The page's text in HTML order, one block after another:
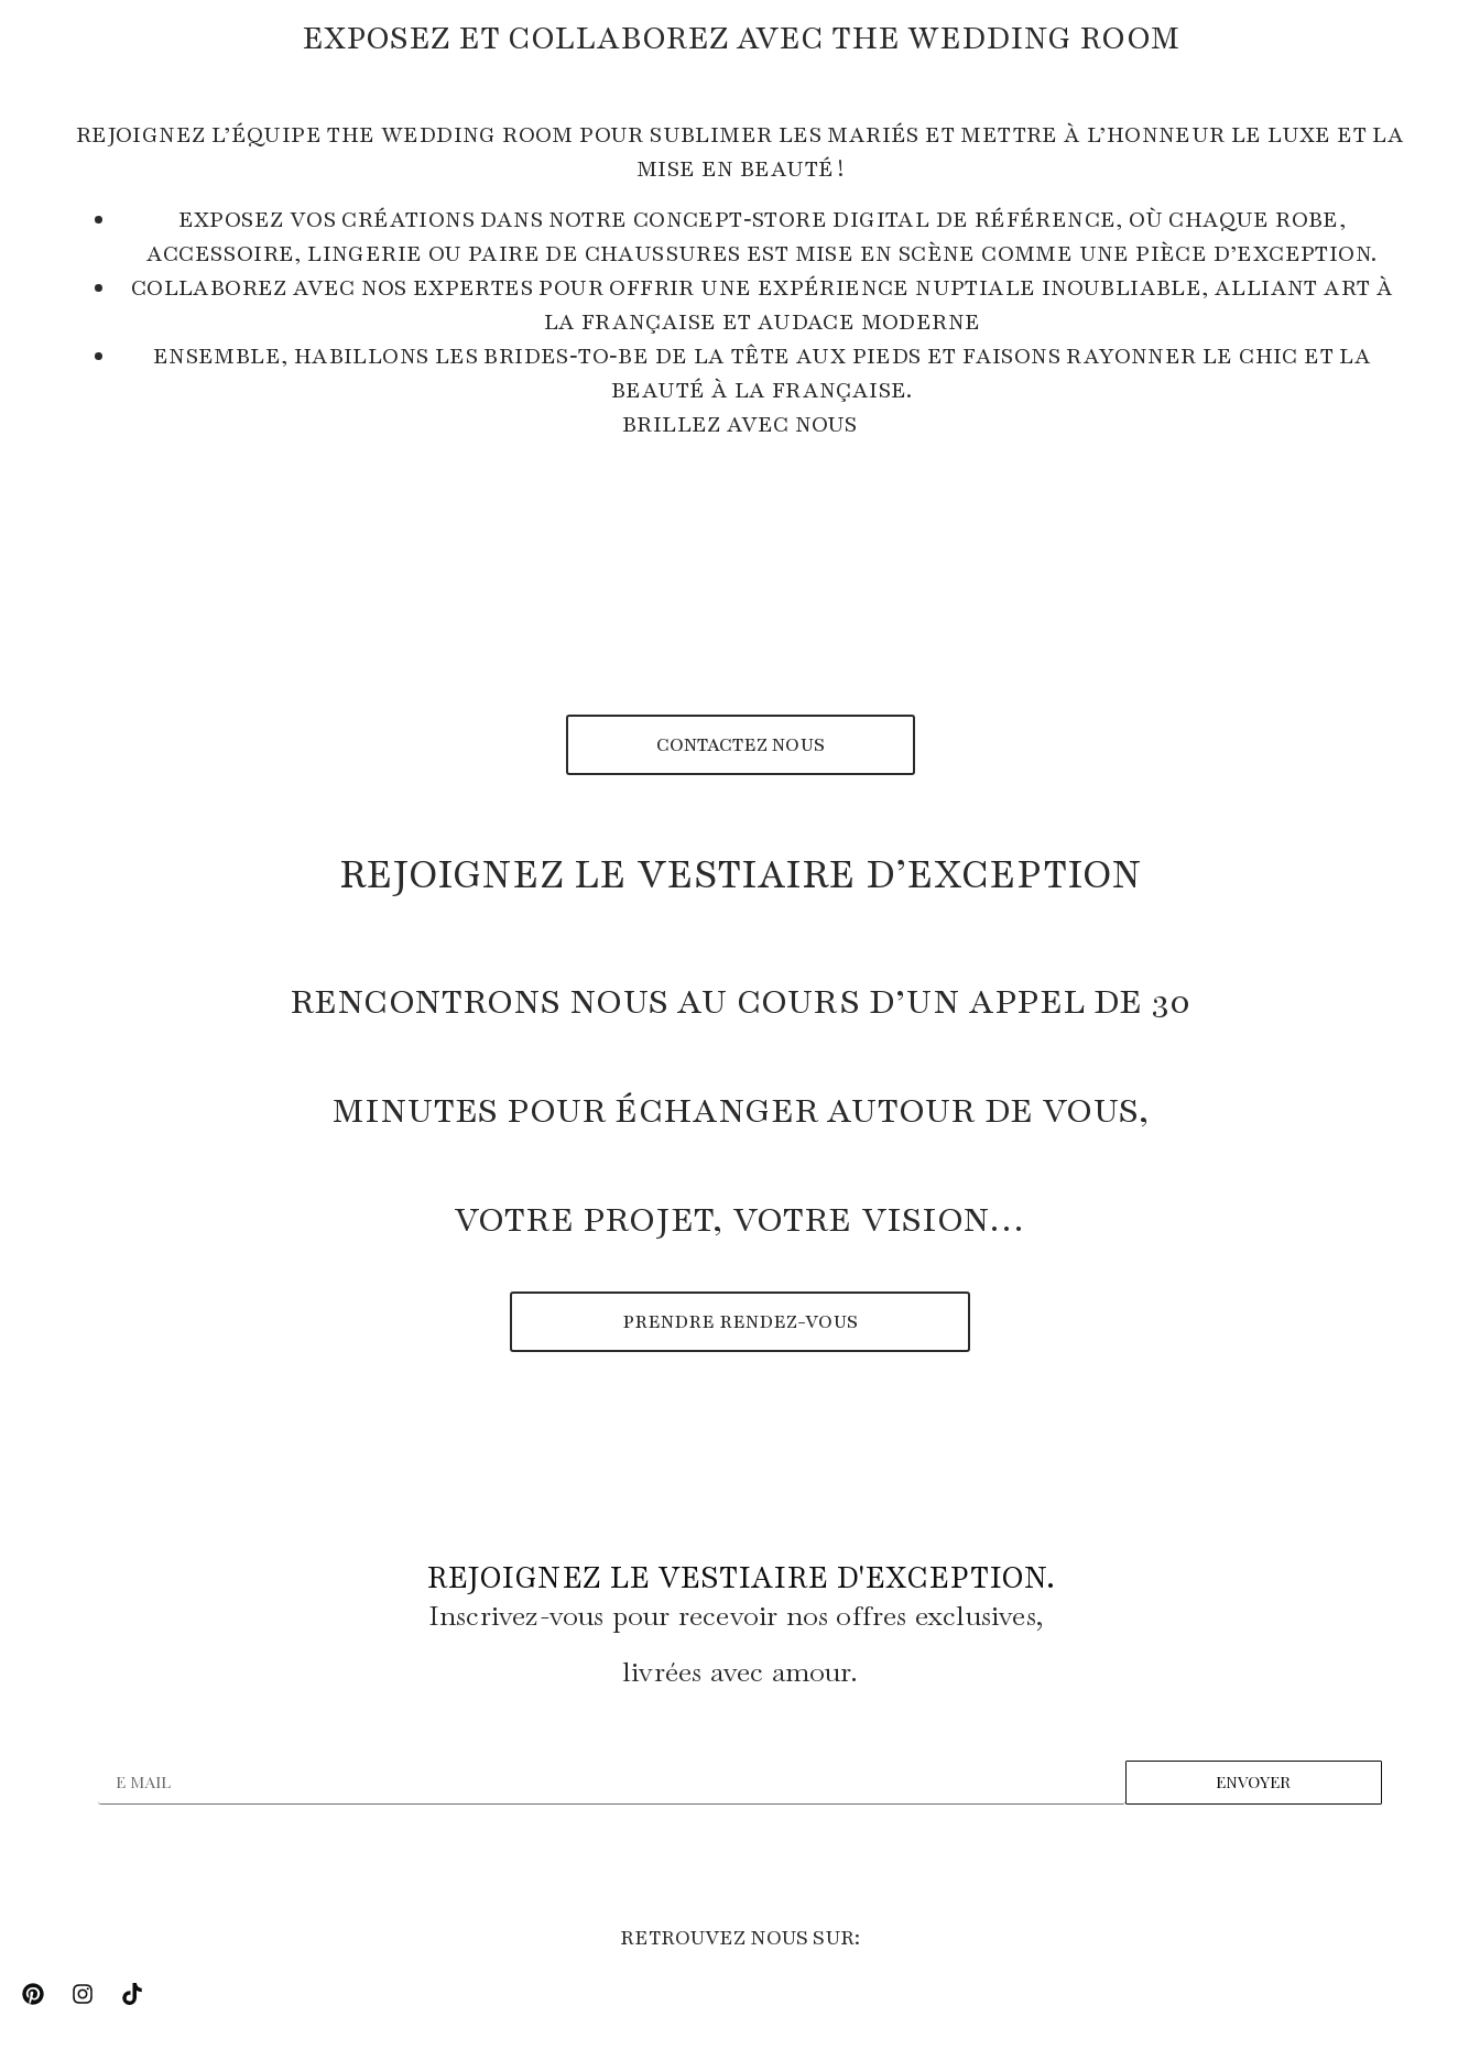
EXPOSEZ ET COLLABOREZ AVEC THE WEDDING ROOM
REJOIGNEZ L’ÉQUIPE THE WEDDING ROOM POUR SUBLIMER LES MARIÉS ET METTRE À L’HONNEUR LE LUXE ET LA
MISE EN BEAUTÉ !
EXPOSEZ VOS CRÉATIONS DANS NOTRE CONCEPT‑STORE DIGITAL DE RÉFÉRENCE, OÙ CHAQUE ROBE,
ACCESSOIRE, LINGERIE OU PAIRE DE CHAUSSURES EST MISE EN SCÈNE COMME UNE PIÈCE D’EXCEPTION.
COLLABOREZ AVEC NOS EXPERTES POUR OFFRIR UNE EXPÉRIENCE NUPTIALE INOUBLIABLE, ALLIANT ART À
LA FRANÇAISE ET AUDACE MODERNE
ENSEMBLE, HABILLONS LES BRIDES‑TO‑BE DE LA TÊTE AUX PIEDS ET FAISONS RAYONNER LE CHIC ET LA
BEAUTÉ À LA FRANÇAISE.
BRILLEZ AVEC NOUS
CONTACTEZ NOUS
REJOIGNEZ LE VESTIAIRE D’EXCEPTION
RENCONTRONS NOUS AU COURS D’UN APPEL DE 30
MINUTES POUR ÉCHANGER AUTOUR DE VOUS,
VOTRE PROJET, VOTRE VISION…
PRENDRE RENDEZ-VOUS
REJOIGNEZ LE VESTIAIRE D'EXCEPTION.
Inscrivez-vous pour recevoir nos offres exclusives,
livrées avec amour.
ENVOYER
RETROUVEZ NOUS SUR: